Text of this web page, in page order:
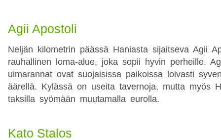
Agii Apostoli
Neljän kilometrin päässä Haniasta sijaitseva Agii
rauhallinen loma-alue, joka sopii hyvin perheille.
uimarannat ovat suojaisissa paikoissa loivasti
äärellä. Kylässä on useita tavernoja, mutta myös
taksilla syömään muutamalla eurolla.
Kato Stalos